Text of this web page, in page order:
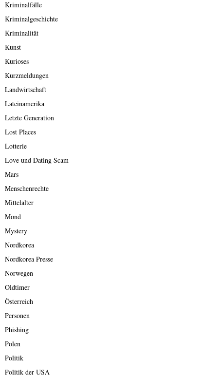
Kriminalfälle
Kriminalgeschichte
Kriminalität
Kunst
Kurioses
Kurzmeldungen
Landwirtschaft
Lateinamerika
Letzte Generation
Lost Places
Lotterie
Love und Dating Scam
Mars
Menschenrechte
Mittelalter
Mond
Mystery
Nordkorea
Nordkorea Presse
Norwegen
Oldtimer
Österreich
Personen
Phishing
Polen
Politik
Politik der USA